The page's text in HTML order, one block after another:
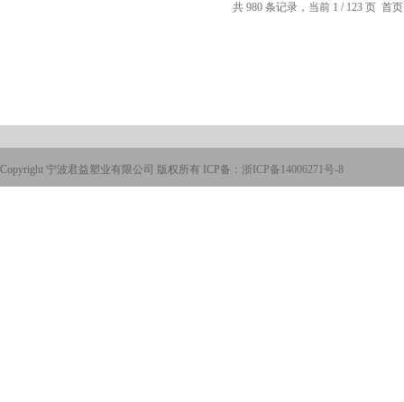
共 980 条记录，当前 1 / 123 页 首
Copyright 宁波君益塑业有限公司 版权所有 ICP备： 浙ICP备14006271号-8